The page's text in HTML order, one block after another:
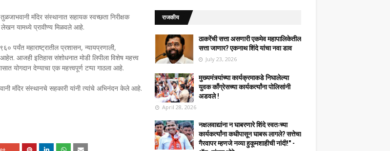
मंदिर संस्थानात सहायक स्वच्छता निरीक्षक
लेखन यामध्ये प्रावीण्य मिळवले आहे.
पर्यंत महाराष्ट्रातील प्रशासन, न्यायप्रणाली,
आजही इतिहास संशोधनात मोडी लिपीला विशेष महत्त्व
योगदान देण्याचा एक महत्त्वपूर्ण टप्पा गाठला आहे.
मंदिर संस्थानचे सहकारी यांनी त्यांचे अभिनंदन केले आहे.
राजकीय
ठाकरेंची सत्ता असणारी एकमेव महापालिकेतील
सत्ता जाणार? एकनाथ शिंदे यांचा नवा डाव
July 23, 2026
मुख्यमंत्र्यांच्या कार्यक्रमाकडे निघालेल्या
युवक काँग्रेसच्या कार्यकर्त्यांना पोलिसांनी
अडवले !
April 28, 2026
नक्षलवाद्यांना न घाबरणारे शिंदे स्वतःच्या
कार्यकर्त्यांना कधीपासून घाबरू लागले? सत्तेचा
गैरवापर म्हणजे नव्या हुकूमशाहीची नांदी!" -